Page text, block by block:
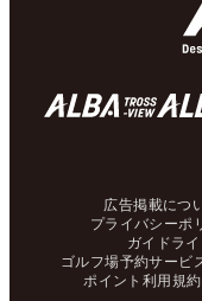
広告掲載につ
プライバシーポ
ガイドラ
ゴルフ場予約サービ
ポイント利用規約